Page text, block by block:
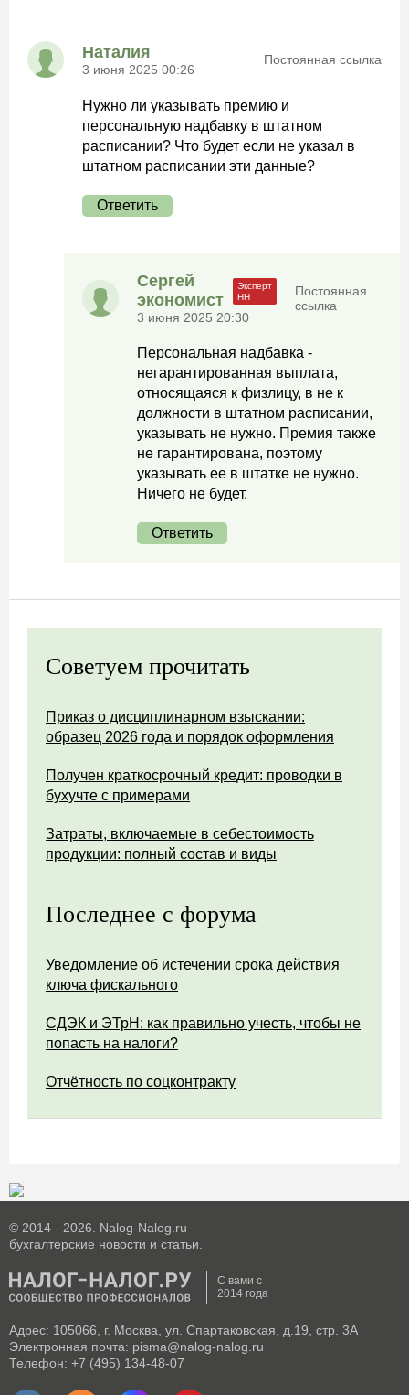
Наталия
3 июня 2025 00:26
Постоянная ссылка
Нужно ли указывать премию и
персональную надбавку в штатном
расписании? Что будет если не указал в
штатном расписании эти данные?
Ответить
Сергей
экономист
3 июня 2025 20:30
Постоянная
ссылка
Персональная надбавка -
негарантированная выплата,
относящаяся к физлицу, в не к
должности в штатном расписании,
указывать не нужно. Премия также
не гарантирована, поэтому
указывать ее в штатке не нужно.
Ничего не будет.
Ответить
Советуем прочитать
Приказ о дисциплинарном взыскании:
образец 2026 года и порядок оформления
Получен краткосрочный кредит: проводки в
бухучте с примерами
Затраты, включаемые в себестоимость
продукции: полный состав и виды
Последнее с форума
Уведомление об истечении срока действия
ключа фискального
СДЭК и ЭТрН: как правильно учесть, чтобы не
попасть на налоги?
Отчётность по соцконтракту
© 2014 - 2026. Nalog-Nalog.ru
бухгалтерские новости и статьи.
С вами с
2014 года
Адрес: 105066, г. Москва, ул. Спартаковская, д.19, стр. 3А
Электронная почта: pisma@nalog-nalog.ru
Телефон: +7 (495) 134-48-07